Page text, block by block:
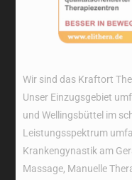
Wir sind das Kraftort
Unser Einzugsgebiet
und Wellingsbüttel im
Leistungsspektrum
Krankengynastik am
Massage, Manuelle